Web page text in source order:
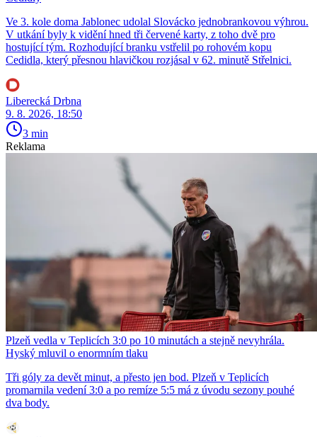
Ve 3. kole doma Jablonec udolal Slovácko jednobrankovou výhrou.
V utkání byly k vidění hned tři červené karty, z toho dvě pro
hostující tým. Rozhodující branku vstřelil po rohovém kopu
Cedidla, který přesnou hlavičkou rozjásal v 62. minutě Střelnici.
Liberecká Drbna
9. 8. 2026, 18:50
3 min
Reklama
Plzeň vedla v Teplicích 3:0 po 10 minutách a stejně nevyhrála.
Hyský mluvil o enormním tlaku
Tři góly za devět minut, a přesto jen bod. Plzeň v Teplicích
promarnila vedení 3:0 a po remíze 5:5 má z úvodu sezony pouhé
dva body.